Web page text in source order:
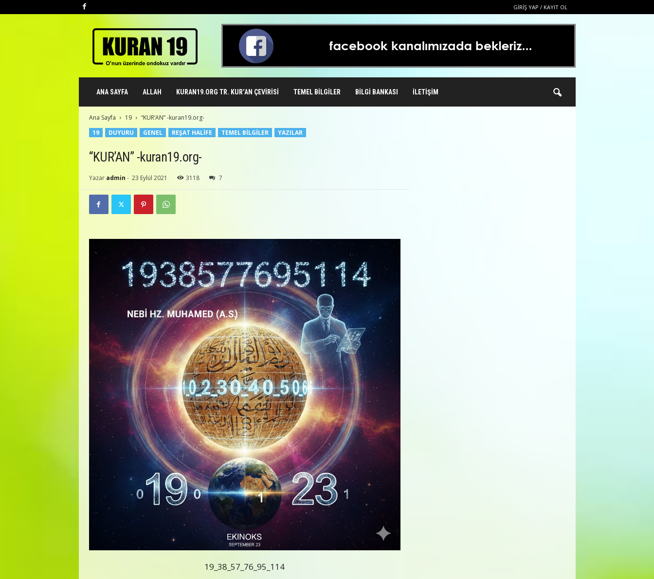
GIRIŞ YAP / KAYIT OL
ANA SAYFA ALLAH KURAN19.ORG TR. KUR’AN ÇEVIRISI TEMEL BILGILER BILGI BANKASI İLETIŞIM
Ana Sayfa 19
“KUR’AN” -kuran19.org-
19
DUYURU GENEL REŞAT HALIFE TEMEL BILGILER YAZILAR
“KUR’AN” -kuran19.org-
Yazar admin - 23 Eylül 2021 3118 7
19_38_57_76_95_114